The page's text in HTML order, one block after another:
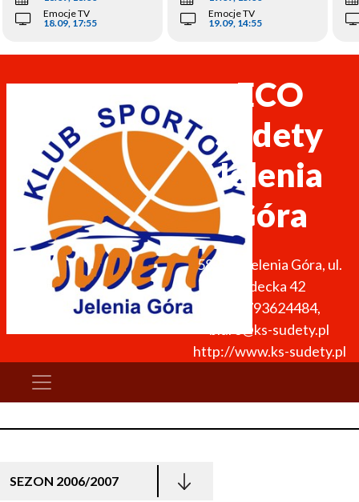
Emocje TV
18.09, 17:55
Emocje TV
19.09, 14:55
ECO
Sudety
Jelenia
Góra
58-500 Jelenia Góra, ul.
Sudecka 42
+48 793624484,
biuro@ks-sudety.pl
http://www.ks-sudety.pl
SEZON 2006/2007